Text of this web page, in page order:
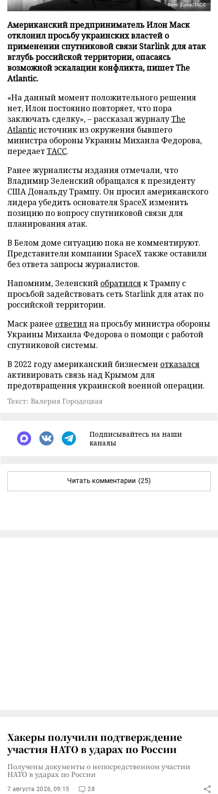
Фото: Zuma/ТАСС
Американский предприниматель Илон Маск
отклонил просьбу украинских властей о
применении спутниковой связи Starlink для атак
вглубь российской территории, опасаясь
возможной эскалации конфликта, пишет The
Atlantic.
«На данный момент положительного решения
нет, Илон постоянно повторяет, что пора
заключать сделку», – рассказал журналуThe
Atlanticисточник из окружения бывшего
министра обороны Украины Михаила Федорова,
передаетТАСС.
Ранее журналисты издания отмечали, что
Владимир Зеленский обращался к президенту
США Дональду Трампу. Он просил американского
лидера убедить основателя SpaceX изменить
позицию по вопросу спутниковой связи для
планирования атак.
В Белом доме ситуацию пока не комментируют.
Представители компании SpaceX также оставили
без ответа запросы журналистов.
Напомним, Зеленский обратилсяк Трампу с
просьбой задействовать сеть Starlink для атак по
российской территории.
Маск ранее ответилна просьбу министра обороны
Украины Михаила Федорова о помощи с работой
спутниковой системы.
В 2022 году американский бизнесмен отказался
активировать связь над Крымом для
предотвращения украинской военной операции.
Текст: Валерия Городецкая
Подписывайтесь на наши
каналы
Читать комментарии (25)
Хакеры получили подтверждение
участия НАТО в ударах по России
Получены документы о непосредственном участии
НАТО в ударах по России
7 августа 2026, 09:15 28